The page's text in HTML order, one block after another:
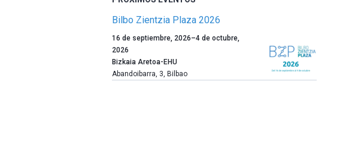
Bilbo Zientzia Plaza 2026
Un
año
más,
Bilbao
16 de septiembre, 2026–4 de octubre,
2026
Bizkaia Aretoa-EHU
Abandoibarra, 3, Bilbao